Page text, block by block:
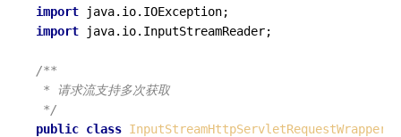
import
import java.io.InputStreamReader;
/**
* 请求流支持多次获取
*/
public class InputStreamHttpServletRequestWrapper